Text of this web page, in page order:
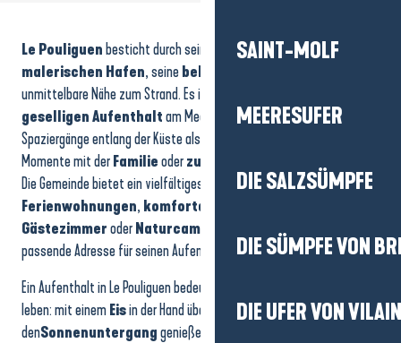
SAINT-MOLF
MEERESUFER
DIE SALZSÜMPFE
DIE SÜMPFE VON
DIE UFER VON
Hôtel - Westotel Le Pouliguen
Le Domaine de Cramphore - Pierre et Vacances
Location vacances - Maison 6 personnes - Mme Bonnavent
Location de vacances - Mme Lécuyer
Wohnmobilstellplätze
Location de vacances - Appartement T2 - Mr PEMPIE
Ferienhaus 8 Personen: Madame Defer
Location de vacances Ker Mady2 - M. et Mme COSTE
Studio 2/4 personen - Frau DEFER
Camping Municipal Les Mouettes
Le Pouliguen besticht durch seine herzliche Atmosphäre, seinen
malerischen Hafen, seinebelebten Gassen
unmittelbare Nähe zum Strand. Es ist ein ideales Reiseziel für einen
geselligen Aufenthaltam Meer, bei dem man sowohl die
Spaziergänge entlang der Küste als auch die entspannenden
Momente mit derFamilieoderzu zweit
Die Gemeinde bietet ein vielfältiges Angebot an Unterkünften:
Ferienwohnungen, komfortable Hotels
GästezimmeroderNaturcampingplätze
, sodass jeder die
passende Adresse für seinen Aufenthaltsstil finden kann.
Ein Aufenthalt in Le Pouliguen bedeutet, im Rhythmus der Küste zu
leben: mit einemEisin der Hand über die Kais schlendern,
denSonnenunterganggenießen, die Atmosphäre des